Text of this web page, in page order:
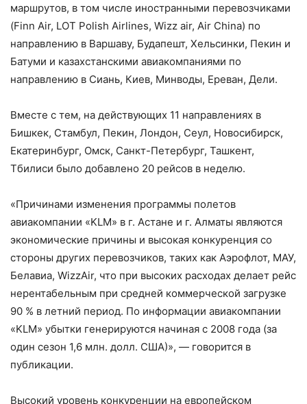
маршрутов, в том числе иностранными перевозчиками
(Finn Air, LOT Polish Airlines, Wizz air, Air China) по
направлению в Варшаву, Будапешт, Хельсинки, Пекин и
Батуми и казахстанскими авиакомпаниями по
направлению в Сиань, Киев, Минводы, Ереван, Дели.
Вместе с тем, на действующих 11 направлениях в
Бишкек, Стамбул, Пекин, Лондон, Сеул, Новосибирск,
Екатеринбург, Омск, Санкт-Петербург, Ташкент,
Тбилиси было добавлено 20 рейсов в неделю.
«Причинами изменения программы полетов
авиакомпании «KLM» в г. Астане и г. Алматы являются
экономические причины и высокая конкуренция со
стороны других перевозчиков, таких как Аэрофлот, МАУ,
Белавиа, WizzAir, что при высоких расходах делает рейс
нерентабельным при средней коммерческой загрузке
90 % в летний период. По информации авиакомпании
«KLM» убытки генерируются начиная с 2008 года (за
один сезон 1,6 млн. долл. США)», — говорится в
публикации.
Высокий уровень конкуренции на европейском